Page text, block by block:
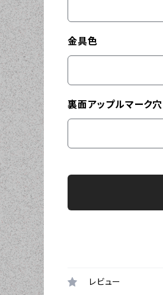
金具色
裏面アップルマーク穴
レビュー